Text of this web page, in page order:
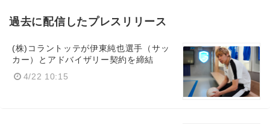
過去に配信したプレスリリース
(株)コラントッテが伊東純也選手（サッ
カー）とアドバイザリー契約を締結
4/22 10:15